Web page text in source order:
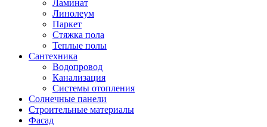
Ламинат
Линолеум
Паркет
Стяжка пола
Теплые полы
Сантехника
Водопровод
Канализация
Системы отопления
Солнечные панели
Строительные материалы
Фасад